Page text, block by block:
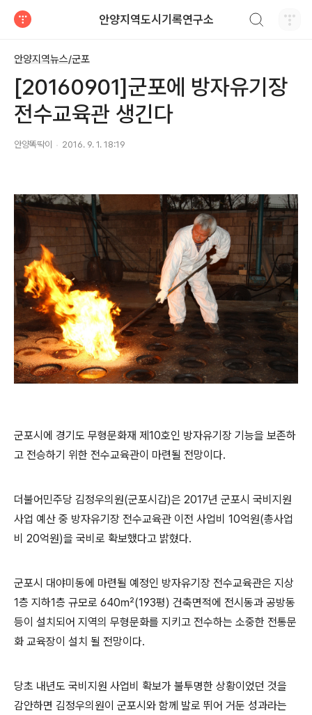
안양지역도시기록연구소
안양지역뉴스/군포
[20160901]군포에 방자유기장
전수교육관 생긴다
안양똑딱이 2016. 9. 1. 18:19
군포시에 경기도 무형문화재 제 10호인 방자유기장 기능을 보존하
고 전승하기 위한 전수교육관이 마련될 전망이다.
더불어민주당 김정우의원(군포시갑)은 2017년 군포시 국비지원
사업 예산 중 방자유기장 전수교육관 이전 사업비 10억원(총사업
비 20억원)을 국비로 확보했다고 밝혔다.
군포시 대야미동에 마련될 예정인 방자유기장 전수교육관은 지상
1층 지하1층 규모로 640㎡(193평) 건축면적에 전시동과 공방동
등이 설치되어 지역의 무형문화를 지키고 전수하는 소중한 전통문
화 교육장이 설치 될 전망이다.
당초 내년도 국비지원 사업비 확보가 불투명한 상황이었던 것을
감안하면 김정우의원이 군포시와 함께 발로 뛰어 거둔 성과라는